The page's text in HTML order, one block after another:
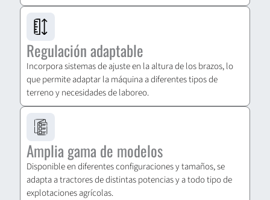
Regulación adaptable
Incorpora sistemas de ajuste en la altura de los brazos, lo
que permite adaptar la máquina a diferentes tipos de
terreno y necesidades de laboreo.
Amplia gama de modelos
Disponible en diferentes configuraciones y tamaños, se
adapta a tractores de distintas potencias y a todo tipo de
explotaciones agrícolas.